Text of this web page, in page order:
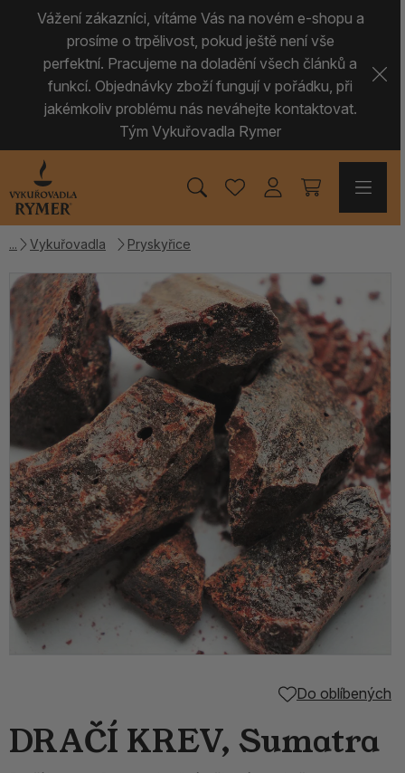
Vážení zákazníci, vítáme Vás na novém e-shopu a
prosíme o trpělivost, pokud ještě není vše
perfektní. Pracujeme na doladění všech článků a
funkcí. Objednávky zboží fungují v pořádku, při
jakémkoliv problému nás neváhejte kontaktovat.
Tým Vykuřovadla Rymer
Vykuřovadla Pryskyřice
Do oblíbených
DRAČÍ KREV, Sumatra